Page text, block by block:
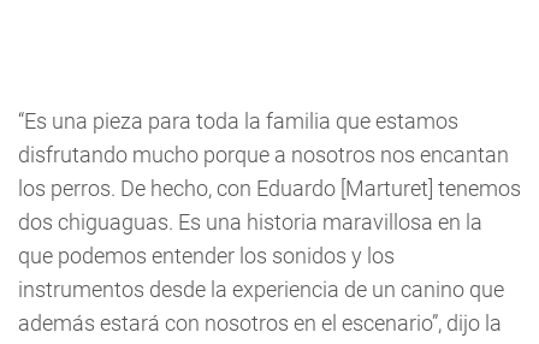
“Es una pieza para toda la familia que estamos
disfrutando mucho porque a nosotros nos encantan
los perros. De hecho, con Eduardo [Marturet] tenemos
dos chiguaguas. Es una historia maravillosa en la
que podemos entender los sonidos y los
instrumentos desde la experiencia de un canino que
además estará con nosotros en el escenario”, dijo la